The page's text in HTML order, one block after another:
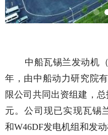
中船瓦锡兰发动机（
年，由中船动力研究院
限公司共同出资组建，
元。公司现已实现瓦锡
和W46DF发电机组和发